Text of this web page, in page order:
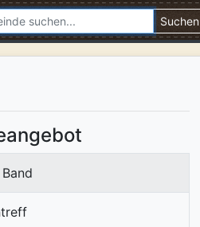
Suchen